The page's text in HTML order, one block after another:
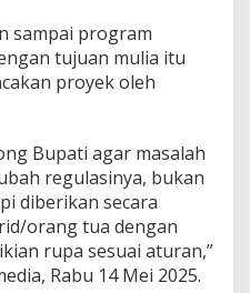
sampai program
tujuan mulia itu
proyek oleh
Bupati agar masalah
regulasinya, bukan
diberikan secara
orang tua dengan
rupa sesuai aturan,”
Rabu 14 Mei 2025.